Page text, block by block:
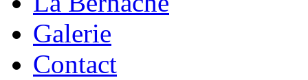
Galerie
Contact